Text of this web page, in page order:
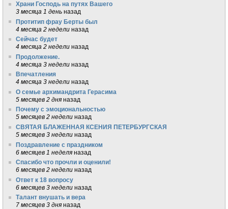
Храни Господь на путях Вашего
3 месяца 1 день назад
Протитип фрау Берты был
4 месяца 2 недели назад
Сейчас будет
4 месяца 2 недели назад
Продолжение.
4 месяца 3 недели назад
Впечатления
4 месяца 3 недели назад
О семье архимандрита Герасима
5 месяцев 2 дня назад
Почему с эмоциональностью
5 месяцев 2 недели назад
СВЯТАЯ БЛАЖЕННАЯ КСЕНИЯ ПЕТЕРБУРГСКАЯ
5 месяцев 3 недели назад
Поздравление с праздником
6 месяцев 1 неделя назад
Спасибо что прочли и оценили!
6 месяцев 2 недели назад
Ответ к 18 вопросу
6 месяцев 3 недели назад
Талант внушать и вера
7 месяцев 3 дня назад